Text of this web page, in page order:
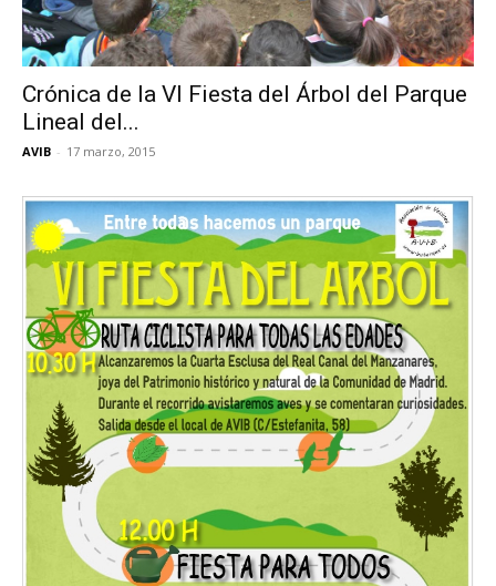
Crónica de la VI Fiesta del Árbol del Parque
Lineal del...
AVIB - 17 marzo, 2015